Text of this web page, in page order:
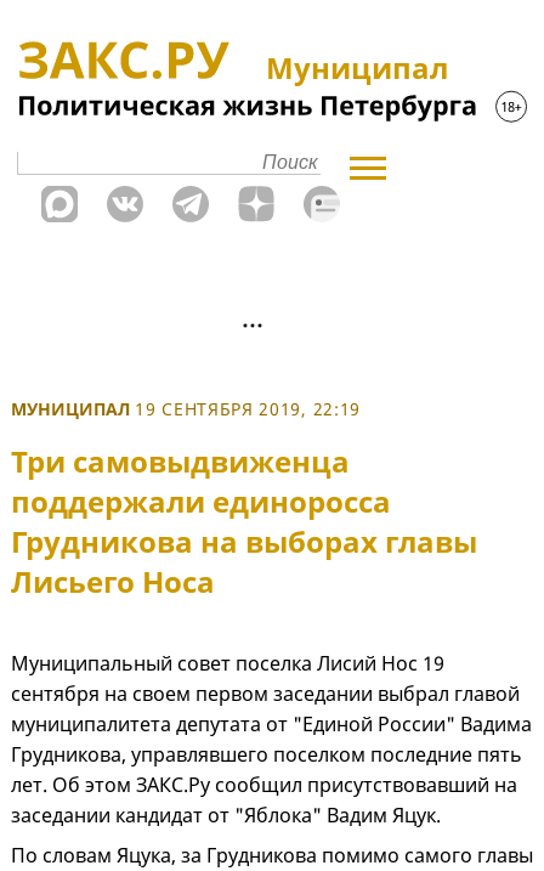
Муниципал
МУНИЦИПАЛ 19 СЕНТЯБРЯ 2019, 22:19
Три самовыдвиженца
поддержали единоросса
Грудникова на выборах главы
Лисьего Носа
Муниципальный совет поселка Лисий Нос 19
сентября на своем первом заседании выбрал главой
муниципалитета депутата от "Единой России" Вадима
Грудникова, управлявшего поселком последние пять
лет. Об этом ЗАКС.Ру сообщил присутствовавший на
заседании кандидат от "Яблока" Вадим Яцук.
По словам Яцука, за Грудникова помимо самого главы